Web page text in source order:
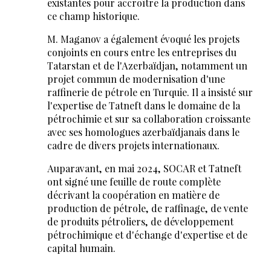
ce champ historique.
M. Maganov a également évoqué les projets
conjoints en cours entre les entreprises du
Tatarstan et de l'Azerbaïdjan, notamment un
projet commun de modernisation d'une
raffinerie de pétrole en Turquie. Il a insisté sur
l'expertise de Tatneft dans le domaine de la
pétrochimie et sur sa collaboration croissante
avec ses homologues azerbaïdjanais dans le
cadre de divers projets internationaux.
Auparavant, en mai 2024, SOCAR et Tatneft
ont signé une feuille de route complète
décrivant la coopération en matière de
production de pétrole, de raffinage, de vente
de produits pétroliers, de développement
pétrochimique et d'échange d'expertise et de
capital humain.